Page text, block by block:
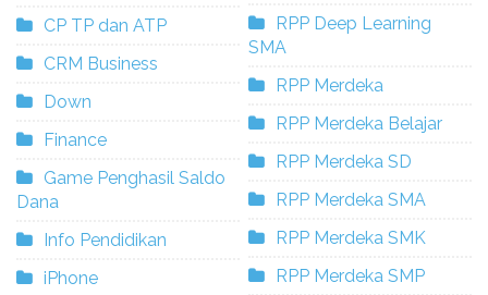
CP TP dan ATP
CRM Business
Down
Finance
Game Penghasil Saldo
Dana
Info Pendidikan
iPhone
RPP Deep Learning
SMA
RPP Merdeka
RPP Merdeka Belajar
RPP Merdeka SD
RPP Merdeka SMA
RPP Merdeka SMK
RPP Merdeka SMP